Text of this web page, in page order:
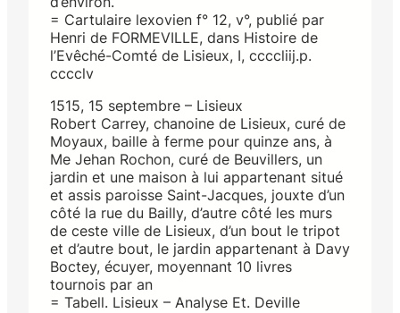
= Cartulaire lexovien f° 12, v°, publié par
Henri de FORMEVILLE, dans Histoire de
l’Evêché-Comté de Lisieux, I, ccccliij.p.
cccclv
1515, 15 septembre – Lisieux
Robert Carrey, chanoine de Lisieux, curé de
Moyaux, baille à ferme pour quinze ans, à
Me Jehan Rochon, curé de Beuvillers, un
jardin et une maison à lui appartenant situé
et assis paroisse Saint-Jacques, jouxte d’un
côté la rue du Bailly, d’autre côté les murs
de ceste ville de Lisieux, d’un bout le tripot
et d’autre bout, le jardin appartenant à Davy
Boctey, écuyer, moyennant 10 livres
tournois par an
= Tabell. Lisieux – Analyse Et. Deville